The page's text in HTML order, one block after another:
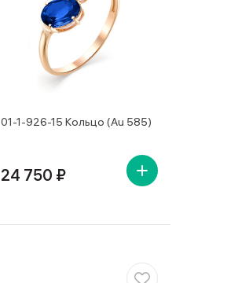
01-1-926-15 Кольцо (Au 585)
24 750 ₽